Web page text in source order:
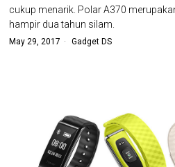
cukup menarik. Polar A370
hampir dua tahun silam.
May 29, 2017 Gadget DS